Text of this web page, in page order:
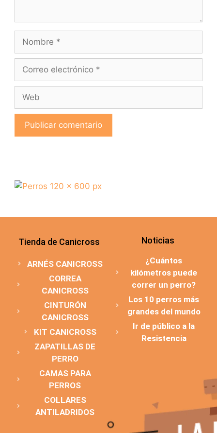
Tienda de Canicross
ARNÉS CANICROSS
CORREA
CANICROSS
CINTURÓN
CANICROSS
KIT CANICROSS
ZAPATILLAS DE
PERRO
CAMAS PARA
PERROS
COLLARES
ANTILADRIDOS
Noticias
¿Cuántos
kilómetros puede
correr un perro?
Los 10 perros más
grandes del mundo
Ir de público a la
Resistencia